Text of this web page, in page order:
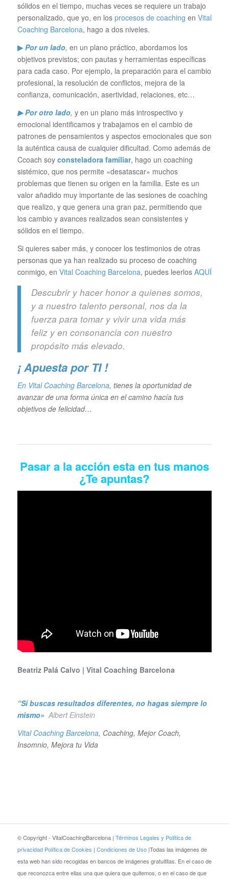
sólidos en el tiempo, muchas veces se requiere un trabajo
personalizado, que yo, en los procesos de coaching en Vital
Coaching Barcelona, hago a dos niveles.
▶Por un lado, en un plano práctico, abordamos los
objetivos previstos; con pautas y herramientas específicas
para cada caso. Por ejemplo, la preparación para el cambio
profesional, la resolución de conflictos, mejora de la
confianza, comunicación, asertividad, relaciones, etc…
▶ Por otro lado, y en un plano más introspectivo y
emocional identificamos y trabajamos en el cambio de
patrones de pensamientos y aspectos emocionales que son
la auténtica causa de cualquier dificultad. Como además de
Ccoach soy consteladora familiar, hago un coaching
sistémico, que nos permite «desatascar» muchos
problemas que tienen su origen en la familia. Este es un
valor añadido muy importante de las sesiones de coaching
que realizo, y que genera una gran paz, permitiendo que
los cambio y avances realizados sean consistentes y
sólidos en el tiempo.
Si quieres saber más, y conocer los testimonios de otras
personas que ya han realizado su proceso de coaching
conmigo, en Vital Coaching Barcelona, puedes leerlos AQUÍ
Descubrir y hacer honor a quienes somos,
y a nuestro talento personal, nos da la
fuerza para tomar y vivir una vida más
feliz y en consonancia con nuestro
propósito más elevado.
¡ Apuesta por TI !
En Vital Coaching Barcelona, tienes la oportunidad de
avanzar de una forma única en el camino hacía tus
objetivos de felicidad…
Pasar a la acción esta en tus manos
¿Te apuntas?
Beatriz Palá Calvo | Vital Coaching Barcelona
“Si buscas resultados diferentes, no hagas siempre lo
mismo» Albert Einstein
Vital Coaching Barcelona, Coaching, Mejor Coach,
Insomnio, Mejora tu Vida
© Copyright - VitalCoachingBarcelona | Términos Legales y Política de
privacidad Política de Cookies | Condiciones de Uso |Todas las imágenes de
esta web han sido recogidas en bancos de imágenes gratuititas. En el caso de
que reconozca entre ellas una que quiera que quitemos, o en el caso de que